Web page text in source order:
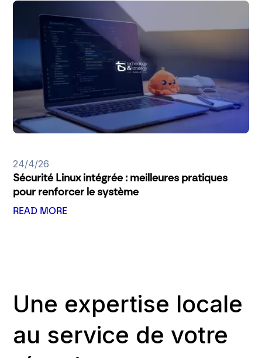
24/4/26
Sécurité Linux intégrée : meilleures pratiques
pour renforcer le système
READ MORE
Une expertise locale
au service de votre